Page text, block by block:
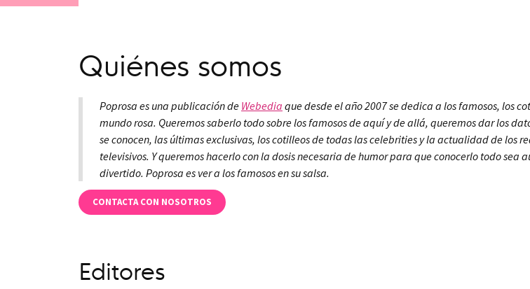
MENÚ
Quiénes somos
Poprosa es una publicación de Webedia que desde el año 2007 se dedica a los famosos, los
mundo rosa. Queremos saberlo todo sobre los famosos de aquí y de allá, queremos dar los
se conocen, las últimas exclusivas, los cotilleos de todas las celebrities y la actualidad de los
televisivos. Y queremos hacerlo con la dosis necesaria de humor para que conocerlo todo sea
divertido. Poprosa es ver a los famosos en su salsa.
CONTACTA CON NOSOTROS
Editores